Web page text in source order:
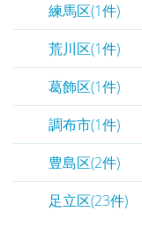
練馬区(1件)
荒川区(1件)
葛飾区(1件)
調布市(1件)
豊島区(2件)
足立区(23件)